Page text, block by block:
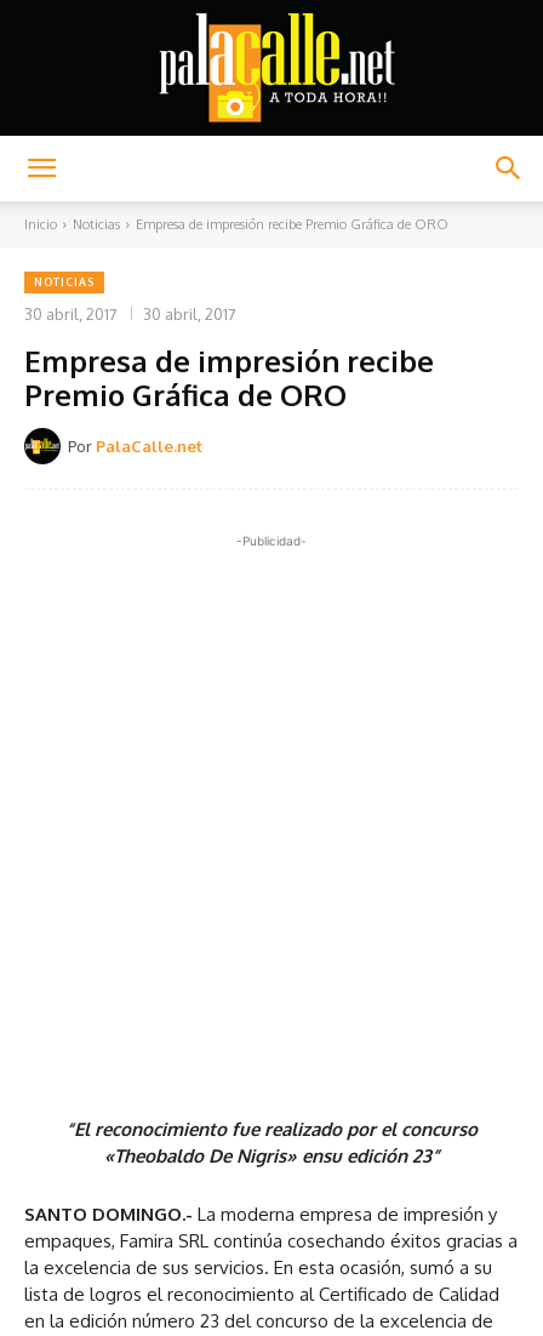
Inicio Noticias Empresa de impresión recibe Premio Gráfica de ORO
NOTICIAS
30 abril, 2017 30 abril, 2017
Empresa de impresión recibe
Premio Gráfica de ORO
Por PalaCalle.net
-Publicidad-
“El reconocimiento fue realizado por el concurso
«Theobaldo De Nigris» ensu edición 23”
SANTO DOMINGO.- La moderna empresa de impresión y
empaques, Famira SRL continúa cosechando éxitos gracias a
la excelencia de sus servicios. En esta ocasión, sumó a su
lista de logros el reconocimiento al Certificado de Calidad
en la edición número 23 del concurso de la excelencia de